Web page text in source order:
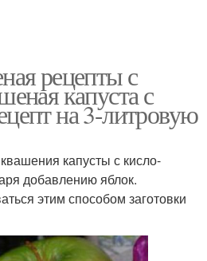
рецепты с
капуста с
на 3-литровую
капусты с кисло-
добавлению яблок.
этим способом заготовки